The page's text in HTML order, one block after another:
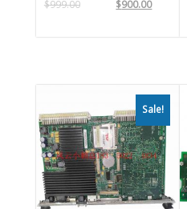
$999.00 $900.00
Sale!